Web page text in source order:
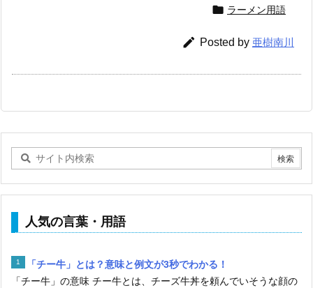
 ラーメン用語
 Posted by 亜樹南川
人気の言葉・用語
「チー牛」とは？意味と例文が3秒でわかる！
「チー牛」の意味 チー牛とは、チーズ牛丼を頼んでいそうな顔の